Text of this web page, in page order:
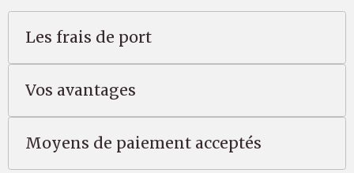
Les frais de port
Vos avantages
Moyens de paiement acceptés